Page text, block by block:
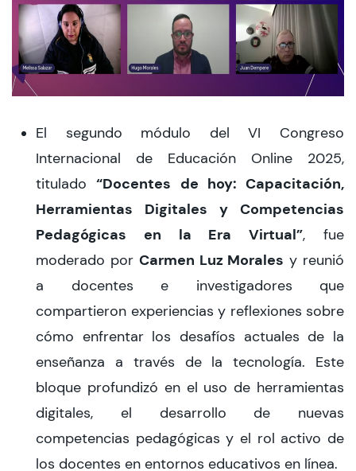
El segundo módulo del VI Congreso
Internacional de Educación Online 2025,
titulado“Docentes de hoy: Capacitación,
Herramientas Digitales y Competencias
Pedagógicas en la Era Virtual”, fue
moderado por Carmen Luz Morales y reunió
a docentes e investigadores que
compartieron experiencias y reflexiones sobre
cómo enfrentar los desafíos actuales de la
enseñanza a través de la tecnología. Este
bloque profundizó en el uso de herramientas
digitales, el desarrollo de nuevas
competencias pedagógicas y el rol activo de
los docentes en entornos educativos en línea.